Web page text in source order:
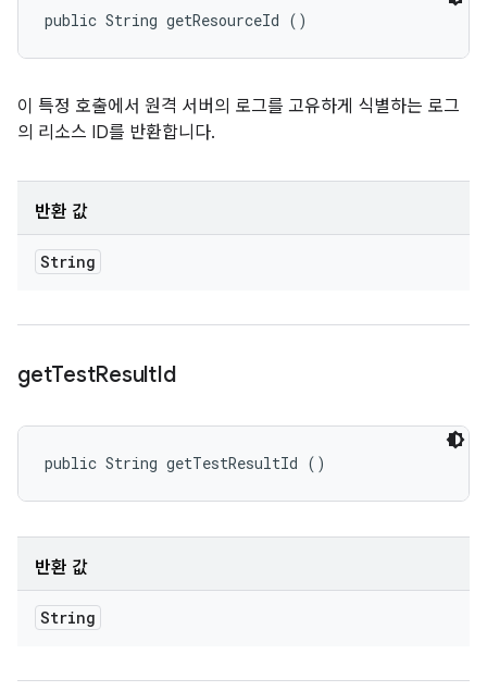
public String getResourceId ()
이 특정 호출에서 원격 서버의 로그를 고유하게 식별하는 로그
의 리소스 ID를 반환합니다.
반환 값
String
getTestResultId
public String getTestResultId ()
반환 값
String